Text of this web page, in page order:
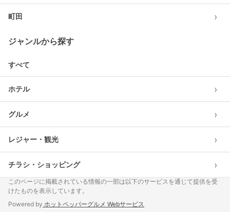
町田 ›
ジャンルから探す
すべて
ホテル ›
グルメ ›
レジャー・観光 ›
チラシ・ショッピング ›
このページに掲載されている情報の一部は以下のサービスを通じて提供を受
けたものを表示しています。
Powered by ホットペッパーグルメ Webサービス